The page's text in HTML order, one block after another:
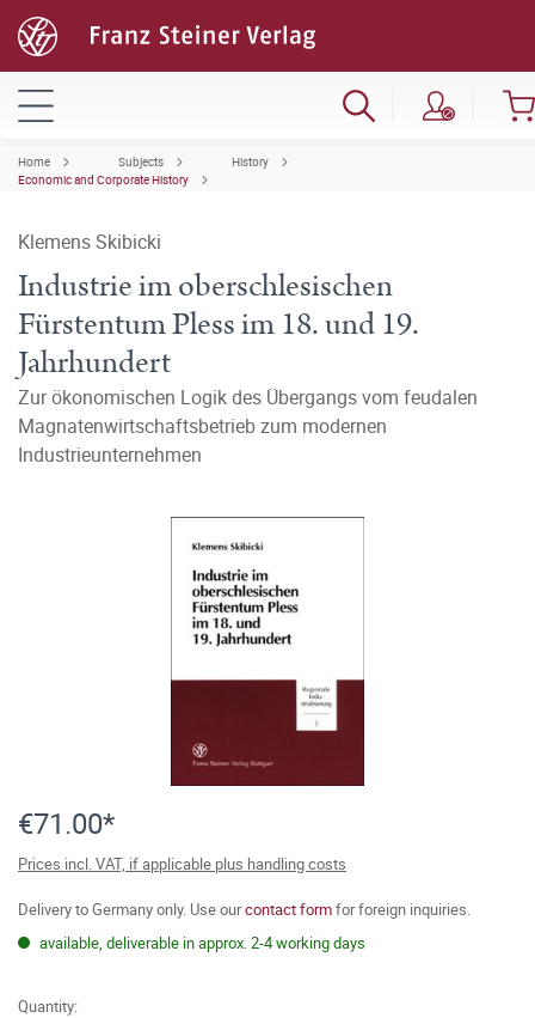
Home Subjects
History
Economic and Corporate History
Klemens Skibicki
Industrie im oberschlesischen
Fürstentum Pless im 18. und 19.
Jahrhundert
Zur ökonomischen Logik des Übergangs vom feudalen
Magnatenwirtschaftsbetrieb zum modernen
Industrieunternehmen
€71.00*
Prices incl. VAT, if applicable plus handling costs
Delivery to Germany only. Use ourcontact formfor foreign inquiries.
available, deliverable in approx. 2-4 working days
Quantity: